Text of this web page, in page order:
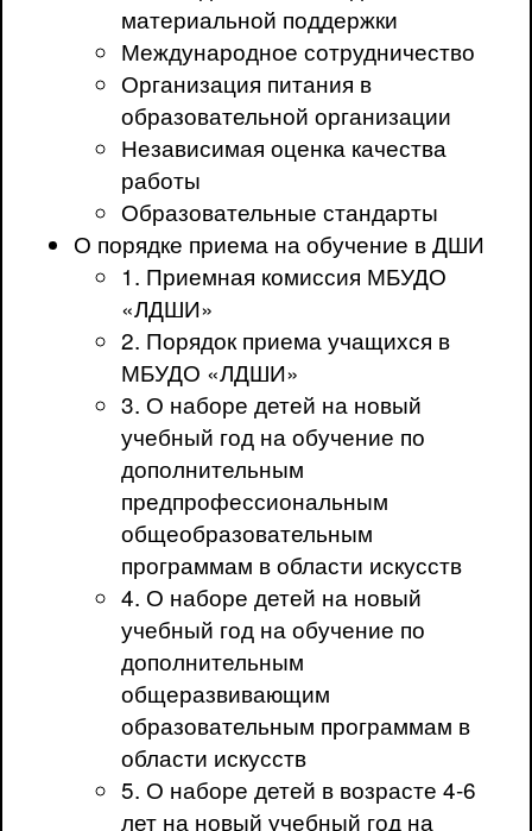
материальной поддержки
Международное сотрудничество
Организация питания в
образовательной организации
Независимая оценка качества
работы
Образовательные стандарты
О порядке приема на обучение в ДШИ
1. Приемная комиссия МБУДО
«ЛДШИ»
2. Порядок приема учащихся в
МБУДО «ЛДШИ»
3. О наборе детей на новый
учебный год на обучение по
дополнительным
предпрофессиональным
общеобразовательным
программам в области искусств
4. О наборе детей на новый
учебный год на обучение по
дополнительным
общеразвивающим
образовательным программам в
области искусств
5. О наборе детей в возрасте 4-6
лет на новый учебный год на